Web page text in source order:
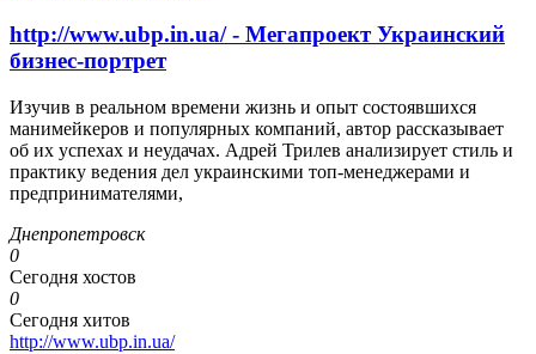
http://www.ubp.in.ua/ - Мегапроект Украинский
бизнес-портрет
Изучив в реальном времени жизнь и опыт состоявшихся
манимейкеров и популярных компаний, автор рассказывает
об их успехах и неудачах. Адрей Трилев анализирует стиль и
практику ведения дел украинскими топ-менеджерами и
предпринимателями,
Днепропетровск
0
Сегодня хостов
0
Сегодня хитов
http://www.ubp.in.ua/